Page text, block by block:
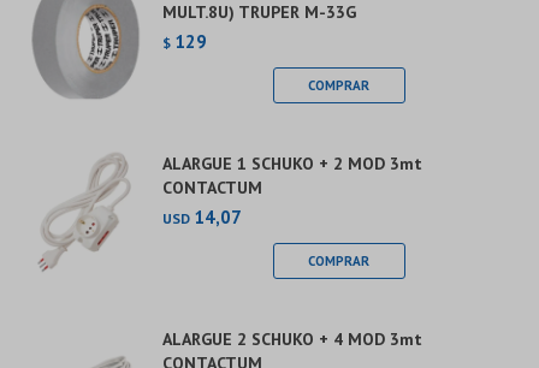
MULT.8U) TRUPER M-33G
$ 129
ALARGUE 1 SCHUKO + 2 MOD 3mt
CONTACTUM
USD 14,07
ALARGUE 2 SCHUKO + 4 MOD 3mt
CONTACTUM